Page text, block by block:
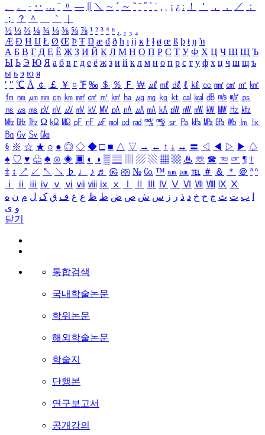
、
。 · ‥ … ¨ 〃 ― ＼ ∼ ´ ～ ˇ ˘ ˝ ˚ ˙ ¸ ¡ ¿ ː ！ ＇ ， ． ／
：
；
？ ＾ ｀
½ ⅓ ⅔ ¼ ¾ ⅛ ⅜ ⅝ ⅞ ¹ ² ³ ⁴ ⁿ ₁ ₂ ₃ ₄
Æ Ð Ħ Ĳ Ł Ø Œ Þ Ŧ Ŋ æ đ ð ħ ı ĳ ĸ ŀ ł ø œ ß þ ŧ ŋ ŉ
А Б В Г Д Е Ё Ж З И Й К Л М Н О П Р С Т У Ф Х Ц Ч Ш Щ Ъ
Ы Ь Э Ю Я а б в г д е ё ж з и й к л м н о п р с т у ф х ц ч ш щ ъ
ы ь э ю я
′ ″ ℃ Å ￠ ￡ ￥ ¤ ℉ ‰ ＄ ％ Ｆ ￦ ㎕ ㎖ ㎗ ℓ ㎘ ㏄ ㎣ ㎤ ㎥ ㎦
㎙ ㎚ ㎛ ㎜ ㎝ ㎞ ㎟ ㎠ ㎡ ㎢ ㏊ ㎍ ㎎ ㎏ ㏏ ㎈ ㎉ ㏈ ㎧ ㎨ ㎰
㎱ ㎲ ㎳ ㎴ ㎵ ㎶ ㎷ ㎸ ㎹ ㎀ ㎁ ㎂ ㎃ ㎄ ㎺ ㎻ ㎽ ㎾ ㎿ ㎐ ㎑
㎒ ㎓ ㎔ Ω ㏀ ㏁ ㎊ ㎋ ㎌ ㏖ ㏅ ㎭ ㎮ ㎯ ㏛ ㎩ ㎪ ㎫ ㎬ ㏝ ㏐
㏓
㏃ ㏉ ㏜ ㏆
§ ※ ☆ ★ ○ ● ◎ ◇ ◆ □ ■ △ ▽ → ← ↑ ↓ ↔ 〓 ◁ ◀ ▷ ▶ ♤
♠ ♡ ♥ ♧ ♣ ⊙ ◈ ▣ ◐ ◑ ▒ ▤ ▨ ▧ ▦ ▩ ♨ ☏ ☎ ☜ ☞ ¶ †
‡ ↕ ↗ ↙ ↖ ↘ ♭ ♩ ♪ ♬ ㉿ ㈜ № ㏇ ™ ㏂ ㏘ ℡ ＃ ＆ ＊ ＠ ª º
ⅰ
ⅱ ⅲ ⅳ ⅴ ⅵ ⅶ ⅷ ⅸ ⅹ Ⅳ Ⅴ Ⅵ Ⅶ Ⅷ Ⅸ Ⅹ
ب ت ث ج ح خ د ذ ر ز س ش ص ض ط ظ ع غ ف ق ک ل م ن ه
و ی
닫기
통합검색
국내학술논문
학위논문
해외학술논문
학술지
단행본
연구보고서
공개강의